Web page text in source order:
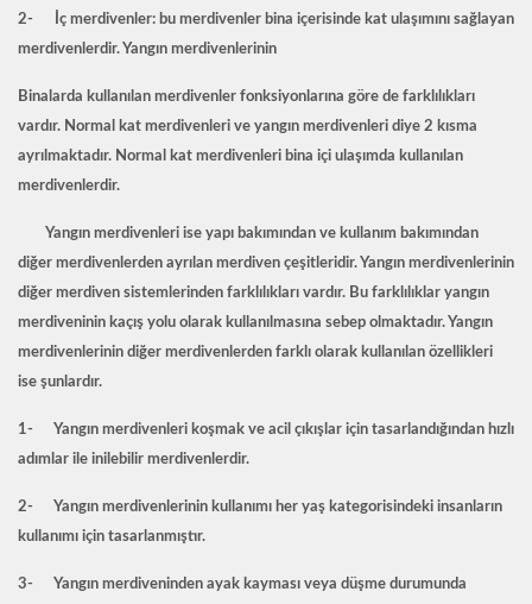
2- İç merdivenler: bu merdivenler bina içerisinde kat ulaşımını sağlayan
merdivenlerdir. Yangın merdivenlerinin
Binalarda kullanılan merdivenler fonksiyonlarına göre de farklılıkları
vardır. Normal kat merdivenleri ve yangın merdivenleri diye 2 kısma
ayrılmaktadır. Normal kat merdivenleri bina içi ulaşımda kullanılan
merdivenlerdir.
Yangın merdivenleri ise yapı bakımından ve kullanım bakımından
diğer merdivenlerden ayrılan merdiven çeşitleridir. Yangın merdivenlerinin
diğer merdiven sistemlerinden farklılıkları vardır. Bu farklılıklar yangın
merdiveninin kaçış yolu olarak kullanılmasına sebep olmaktadır. Yangın
merdivenlerinin diğer merdivenlerden farklı olarak kullanılan özellikleri
ise şunlardır.
1- Yangın merdivenleri koşmak ve acil çıkışlar için tasarlandığından hızlı
adımlar ile inilebilir merdivenlerdir.
2- Yangın merdivenlerinin kullanımı her yaş kategorisindeki insanların
kullanımı için tasarlanmıştır.
3- Yangın merdiveninden ayak kayması veya düşme durumunda